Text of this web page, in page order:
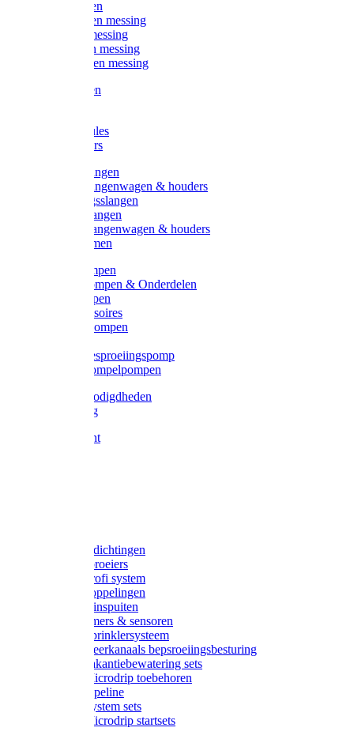
Kogelkranen
Koppelingen messing
Sproeiers messing
Tuinspuiten messing
Slangstukken messing
Handspuiten
Kunststoftules
Regenmeters
Overige slangen
Overige slangenwagen & houders
Beregeningsslangen
Gardena slangen
Gardena slangenwagen & houders
Slangklemmen
Leader pompen
Zwengelpompen & Onderdelen
Ebara pompen
Pompaccessoires
Excellent pompen
Gardena besproeiingspomp
Gardena dompelpompen
Tyleen benodigdheden
Tyleenslang
Lange bocht
Gardena afdichtingen
Gardena sproeiers
Gardena Profi system
Gardena koppelingen
Gardena tuinspuiten
Gardena timers & sensoren
Gardena Sprinklersysteem
Gardena meerkanaals bepsroeiingsbesturing
Gardena vakantiebewatering sets
Gardena Microdrip toebehoren
Gardena Pipeline
Gardena System sets
Gardena Microdrip startsets